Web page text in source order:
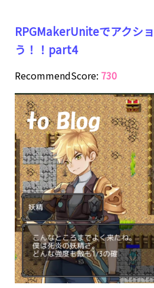
RPGMakerUniteでアクシ
う！！part4
RecommendScore: 730